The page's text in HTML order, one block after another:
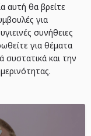
αυτή θα βρείτε
για
συνήθειες
για θέματα
και την